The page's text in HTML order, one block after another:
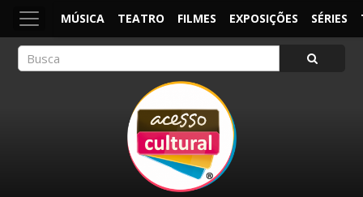
MÚSICA TEATRO FILMES EXPOSIÇÕES SÉRIES